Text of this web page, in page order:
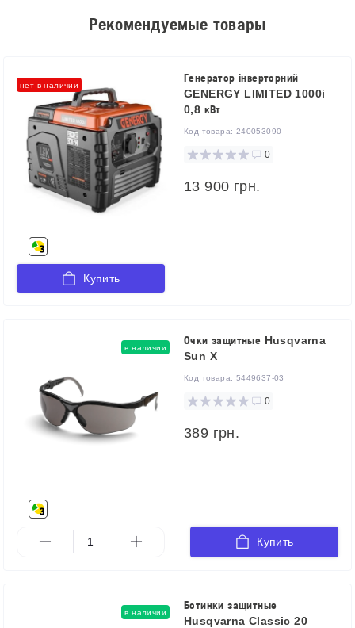
Рекомендуемые товары
нет в наличии
Генератор інверторний
GENERGY LIMITED 1000i
0,8 кВт
Код товара: 240053090
0
13 900 грн.
Купить
в наличии
Очки защитные Husqvarna
Sun X
Код товара: 5449637-03
0
389 грн.
Купить
в наличии
Ботинки защитные
Husqvarna Classic 20